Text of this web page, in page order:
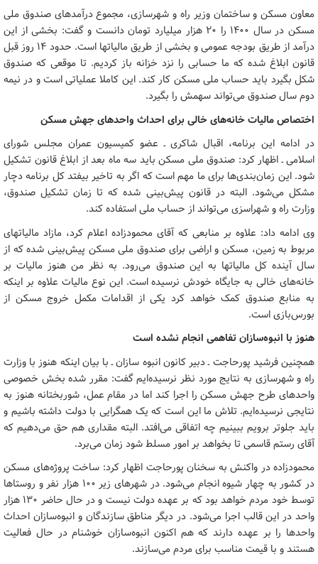
معاون مسکن و ساختمان وزیر راه و شهرسازی، مجموع درآمدهای صندوق ملی
مسکن در سال ۱۴۰۰ را ۲۰ هزار میلیارد تومان دانست و گفت: بخشی از این
درآمد از طریق بودجه عمومی و بخشی از طریق مالیاتها است. حدود ۱۴ روز قبل
قانون ابلاغ شده که ما حسابی را نزد خزانه باز کردیم. تا موقعی که صندوق
شکل بگیرد باید حساب ملی مسکن کار کند. این کاملا عملیاتی است و در نیمه
دوم سال صندوق می‌تواند سهمش را بگیرد.
اختصاص مالیات خانه‌های خالی برای احداث واحدهای جهش مسکن
در ادامه این برنامه، اقبال شاکری ـ عضو کمیسیون عمران مجلس شورای
اسلامی ـ اظهار کرد: صندوق ملی مسکن باید سه ماه بعد از ابلاغ قانون تشکیل
شود. این زمان‌بندی‌ها برای ما مهم است که اگر به تاخیر بیفتد کل برنامه دچار
مشکل می‌شود. البته در قانون پیش‌بینی شده که تا زمان تشکیل صندوق،
وزارت راه و شهراسزی می‌تواند از حساب ملی استفاده کند.
وی ادامه داد: علاوه بر منابعی که آقای محمودزاده اعلام کرد، مازاد مالیاتهای
مربوط به زمین، مسکن و اراضی برای صندوق ملی مسکن پیش‌بینی شده که از
سال آینده کل مالیاتها به این صندوق می‌رود. به نظر من هنوز مالیات بر
خانه‌های خالی به جایگاه خودش نرسیده است. این نوع مالیات علاوه بر اینکه
به منابع صندوق کمک خواهد کرد یکی از اقدامات مکمل خروج مسکن از
بورس‌بازی است.
هنوز با انبوه‌سازان تفاهمی انجام نشده است
همچنین فرشید پورحاجت ـ دبیر کانون انبوه سازان ـ با بیان اینکه هنوز با وزارت
راه و شهرسازی به نتایج مورد نظر نرسیده‌ایم گفت: مقرر شده بخش خصوصی
واحدهای طرح جهش مسکن را اجرا کند اما در مقام عمل، شوربختانه هنوز به
نتایجی نرسیده‌ایم. تلاش ما این است که یک همگرایی با دولت داشته باشیم و
باید جلوتر برویم ببینیم چه اتفاقی می‌افتد. البته مقداری هم حق می‌دهیم که
آقای رستم قاسمی تا بخواهد بر امور مسلط شود زمان می‌برد.
محمودزاده در واکنش به سخنان پورحاجت اظهار کرد: ساخت پروژه‌های مسکن
در کشور به چهار شیوه انجام می‌شود. در شهرهای زیر ۱۰۰ هزار نفر و روستاها
توسط خود مردم خواهد بود که بر عهده دولت نیست و در حال حاضر ۱۳۰ هزار
واحد در این قالب اجرا می‌شود. در دیگر مناطق سازندگان و انبوه‌سازان احداث
واحدها را بر عهده دارند که هم اکنون انبوه‌سازان خوشنام در حال فعالیت
هستند و با قیمت مناسب برای مردم می‌سازند.